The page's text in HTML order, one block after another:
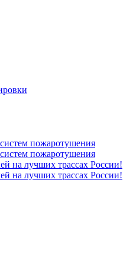
пожаротушения
пожаротушения
на лучших трассах России!
на лучших трассах России!